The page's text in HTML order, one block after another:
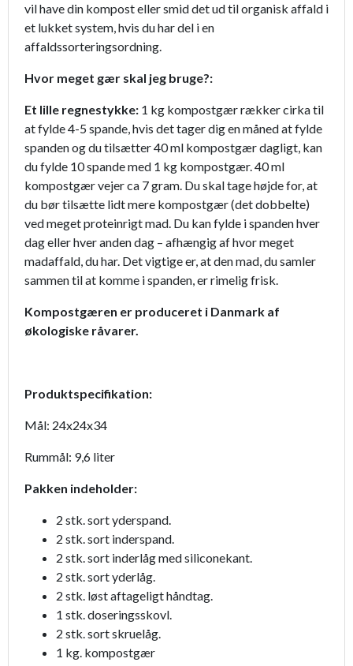
vil have din kompost eller smid det ud til organisk affald i
et lukket system, hvis du har del i en
affaldssorteringsordning.
Hvor meget gær skal jeg bruge?:
Et lille regnestykke: 1 kg kompostgær rækker cirka til
at fylde 4-5 spande, hvis det tager dig en måned at fylde
spanden og du tilsætter 40 ml kompostgær dagligt, kan
du fylde 10 spande med 1 kg kompostgær. 40 ml
kompostgær vejer ca 7 gram. Du skal tage højde for, at
du bør tilsætte lidt mere kompostgær (det dobbelte)
ved meget proteinrigt mad. Du kan fylde i spanden hver
dag eller hver anden dag – afhængig af hvor meget
madaffald, du har. Det vigtige er, at den mad, du samler
sammen til at komme i spanden, er rimelig frisk.
Kompostgæren er produceret i Danmark af
økologiske råvarer.
Produktspecifikation:
Mål: 24x24x34
Rummål: 9,6 liter
Pakken indeholder:
2 stk. sort yderspand.
2 stk. sort inderspand.
2 stk. sort inderlåg med siliconekant.
2 stk. sort yderlåg.
2 stk. løst aftageligt håndtag.
1 stk. doseringsskovl.
2 stk. sort skruelåg.
1 kg. kompostgær